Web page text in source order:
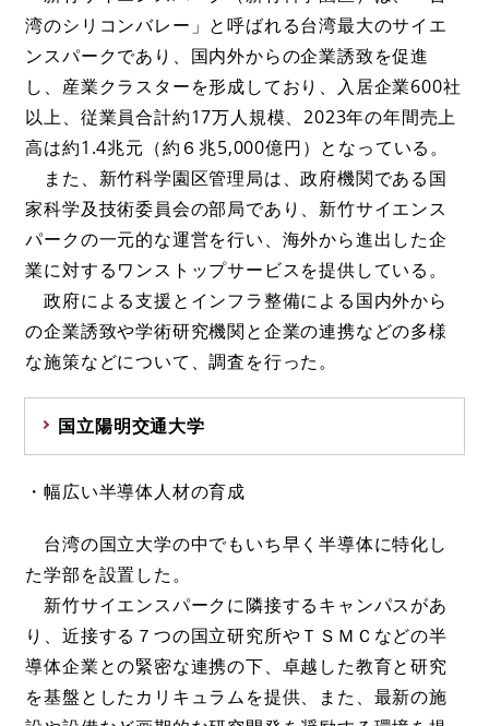
湾のシリコンバレー」と呼ばれる台湾最大のサイエ
ンスパークであり、国内外からの企業誘致を促進
し、産業クラスターを形成しており、入居企業600社
以上、従業員合計約17万人規模、2023年の年間売上
高は約1.4兆元（約６兆5,000億円）となっている。
また、新竹科学園区管理局は、政府機関である国
家科学及技術委員会の部局であり、新竹サイエンス
パークの一元的な運営を行い、海外から進出した企
業に対するワンストップサービスを提供している。
政府による支援とインフラ整備による国内外から
の企業誘致や学術研究機関と企業の連携などの多様
な施策などについて、調査を行った。
国立陽明交通大学
・幅広い半導体人材の育成
台湾の国立大学の中でもいち早く半導体に特化し
た学部を設置した。
新竹サイエンスパークに隣接するキャンパスがあ
り、近接する７つの国立研究所やＴＳＭＣなどの半
導体企業との緊密な連携の下、卓越した教育と研究
を基盤としたカリキュラムを提供、また、最新の施